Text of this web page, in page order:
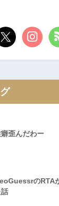
歪んだわー
のRTA